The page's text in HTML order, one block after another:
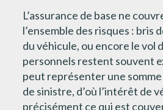
L’assurance de base ne
l’ensemble des risques : bris
du véhicule, ou encore le vol
personnels restent souvent
peut représenter une
de sinistre, d’où l’intérêt de
précisément ce qui est